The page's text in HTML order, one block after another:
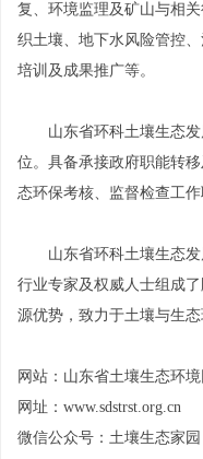
复、环境监理及矿山与相
织土壤、地下水风险管控
培训及成果推广等。
山东省环科土壤生态发
位。具备承接政府职能转
态环保考核、监督检查工作
山东省环科土壤生态发
行业专家及权威人士组成
源优势，致力于土壤与生
网站：山东省土壤生态环境
网址：www.sdstrst.org.cn
微信公众号：土壤生态家园